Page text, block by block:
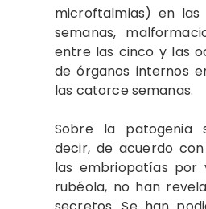
microftalmias) en las
semanas,
entre las cinco y las
de órganos internos
las catorce semanas.
Sobre la patogenia
decir, de acuerdo
las embriopatías por
rubéola, no han